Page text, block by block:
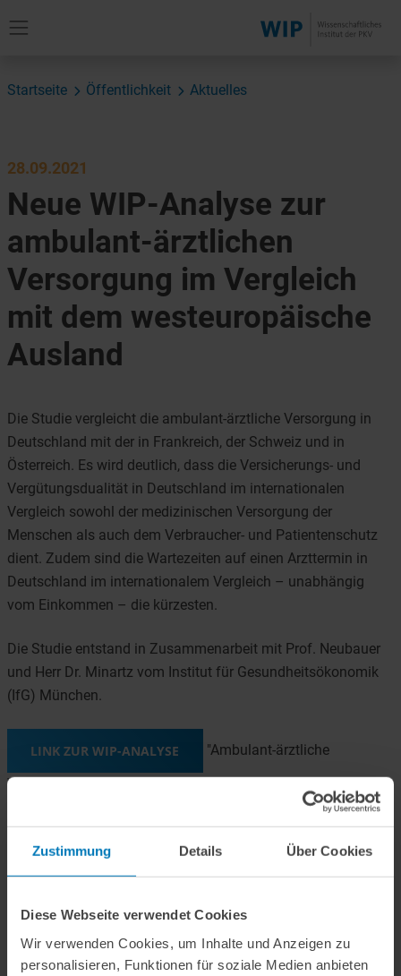
Zustimmung Details Über Cookies
Diese Webseite verwendet Cookies
Wir verwenden Cookies, um Inhalte und Anzeigen zu
personalisieren, Funktionen für soziale Medien anbieten
Startseite Öffentlichkeit Aktuelles
Neue WIP-Analyse zur
ambulant-ärztlichen
Versorgung im Vergleich
mit dem westeuropäische
Ausland
28.09.2021
Die Studie vergleicht die ambulant-ärztliche Versorgung in
Deutschland mit der in Frankreich, der Schweiz und in
Österreich. Es wird deutlich, dass die Versicherungs- und
Vergütungsdualität in Deutschland im internationalen
Vergleich sowohl der medizinischen Versorgung der
Menschen als auch dem Verbraucher- und Patientenschutz
dient. Zudem sind die Wartezeiten auf einen Arzttermin in
Deutschland im internationalem Vergleich – unabhängig
vom Einkommen – die kürzesten.
Die Studie entstand in Zusammenarbeit mit Prof. Neubauer
und Herr Dr. Minartz vom Institut für Gesundheitsökonomik
(IfG) München.
LINK ZUR WIP-ANALYSE "Ambulant-ärztliche
Versorgung - Ein Blick ins westeuropäische Ausland"
Weitere Informationen
Aktuelles
Presse und Medien